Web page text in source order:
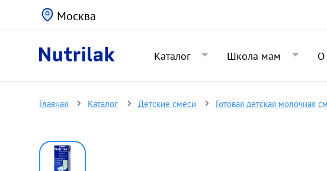
Москва
Каталог Школа мам О
Главная Каталог Детские смеси Готовая детская молочная